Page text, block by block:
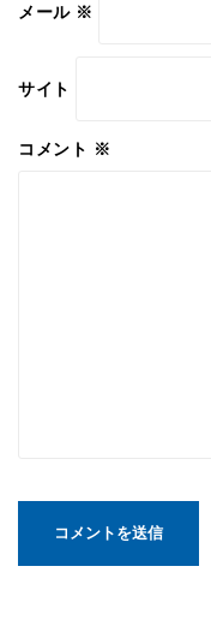
メール ※
サイト
コメント ※